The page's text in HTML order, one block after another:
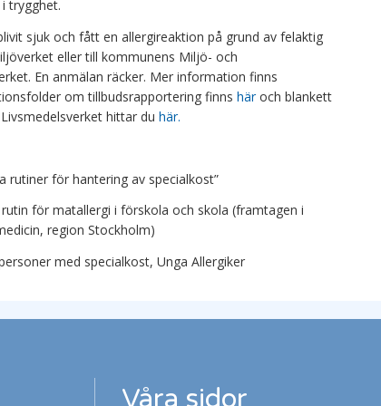
trygghet.
sjuk och fått en allergireaktion på grund av felaktig
eller till kommunens Miljö- och
En anmälan räcker. Mer information finns
om tillbudsrapportering finnshäroch blankett
hittar duhär.
rutiner för hantering av specialkost”
för matallergi i förskola och skola (framtagen i
region Stockholm)
med specialkost, Unga Allergiker
Våra sidor